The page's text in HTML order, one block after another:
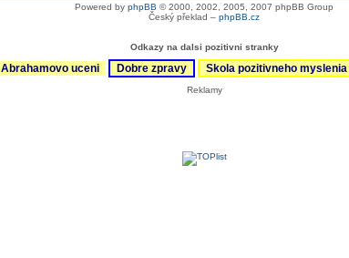
Powered by phpBB © 2000, 2002, 2005, 2007 phpBB Group
Český překlad – phpBB.cz
Odkazy na dalsi pozitivni stranky
Abrahamovo uceni Dobre zpravy Skola pozitivneho myslenia
Reklamy